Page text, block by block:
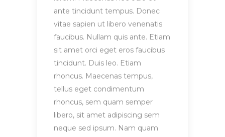
ante tincidunt tempus. Donec
vitae sapien ut libero venenatis
faucibus. Nullam quis ante. Etiam
sit amet orci eget eros faucibus
tincidunt. Duis leo. Etiam
rhoncus. Maecenas tempus,
tellus eget condimentum
rhoncus, sem quam semper
libero, sit amet adipiscing sem
neque sed ipsum. Nam quam